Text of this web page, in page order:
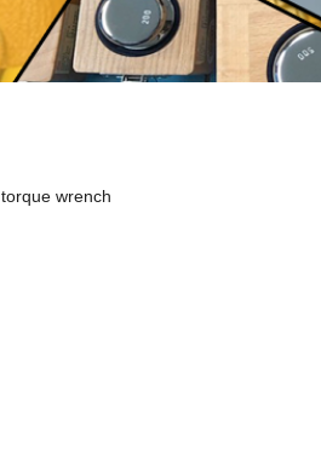
,torque wrench